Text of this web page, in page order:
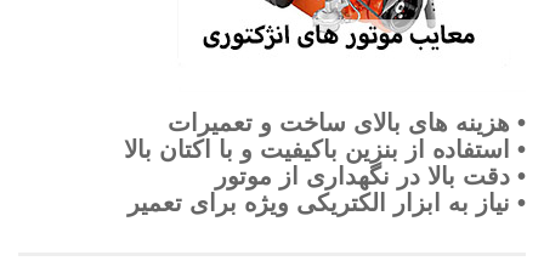
• هزینه های بالای ساخت و تعمیرات
• استفاده از بنزین باکیفیت و با اکتان بالا
• دقت بالا در نگهداری از موتور
• نیاز به ابزار الکتریکی ویژه برای تعمیر